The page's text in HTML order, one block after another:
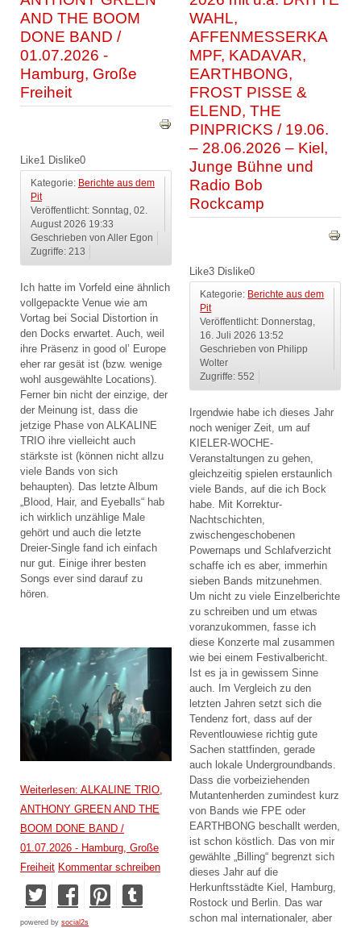
AND THE BOOM
DONE BAND /
01.07.2026 -
Hamburg, Große
Freiheit
Like1 Dislike0
Kategorie: Berichte aus dem
Pit
Veröffentlicht: Sonntag, 02.
August 2026 19:33
Geschrieben von Aller Egon
Zugriffe: 213
Ich hatte im Vorfeld eine ähnlich
vollgepackte Venue wie am
Vortag bei Social Distortion in
den Docks erwartet. Auch, weil
ihre Präsenz in good ol’ Europe
eher rar gesät ist (bzw. wenige
wohl ausgewählte Locations).
Ferner bin nicht der einzige, der
der Meinung ist, dass die
jetzige Phase von ALKALINE
TRIO ihre vielleicht auch
stärkste ist (können nicht allzu
viele Bands von sich
behaupten). Das letzte Album
„Blood, Hair, and Eyeballs“ hab
ich wirklich unzählige Male
gehört und auch die letzte
Dreier-Single fand ich einfach
nur gut. Einige ihrer besten
Songs ever sind darauf zu
hören.
Weiterlesen: ALKALINE TRIO,
ANTHONY GREEN AND THE
BOOM DONE BAND /
01.07.2026 - Hamburg, Große
Freiheit Kommentar schreiben
powered by social2s
WAHL,
AFFENMESSERKA
MPF, KADAVAR,
EARTHBONG,
FROST PISSE &
ELEND, THE
PINPRICKS / 19.06.
– 28.06.2026 – Kiel,
Junge Bühne und
Radio Bob
Rockcamp
Like3 Dislike0
Kategorie: Berichte aus dem
Pit
Veröffentlicht: Donnerstag,
16. Juli 2026 13:52
Geschrieben von Philipp
Wolter
Zugriffe: 552
Irgendwie habe ich dieses Jahr
noch weniger Zeit, um auf
KIELER-WOCHE-
Veranstaltungen zu gehen,
gleichzeitig spielen erstaunlich
viele Bands, auf die ich Bock
habe. Mit Korrektur-
Nachtschichten,
zwischengeschobenen
Powernaps und Schlafverzicht
schaffe ich es aber, immerhin
sieben Bands mitzunehmen.
Um nicht zu viele Einzelberichte
zu schreiben und um etwas
voranzukommen, fasse ich
diese Konzerte mal zusammen
wie bei einem Festivalbericht.
Ist es ja in gewissem Sinne
auch. Im Vergleich zu den
letzten Jahren setzt sich die
Tendenz fort, dass auf der
Reventlouwiese richtig gute
Sachen stattfinden, gerade
auch lokale Undergroundbands.
Dass die vorbeiziehenden
Mutantenherden zumindest kurz
von Bands wie FPE oder
EARTHBONG beschallt werden,
ist schon köstlich. Das von mir
gewählte „Billing“ begrenzt sich
dieses Jahr auf die
Herkunftsstädte Kiel, Hamburg,
Rostock und Berlin. Das war
schon mal internationaler, aber